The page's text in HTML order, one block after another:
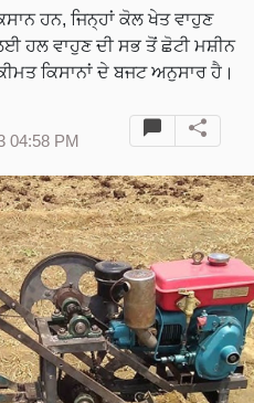
ਹਨ, ਜਿਨ੍ਹਾਂ ਕੋਲ ਖੇਤ ਵਾਹੁਣ
ਹਲ ਵਾਹੁਣ ਦੀ ਸਭ ਤੋਂ ਛੋਟੀ ਮਸ਼ੀਨ
ਕਿਸਾਨਾਂ ਦੇ ਬਜਟ ਅਨੁਸਾਰ ਹੈ।
04:58 PM